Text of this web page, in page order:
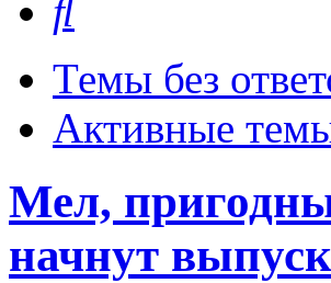
Темы без
Активные
Мел,
начнут